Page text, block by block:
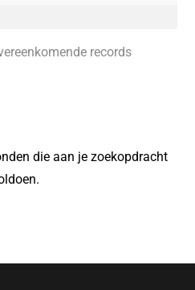
records
die aan je zoekopdracht